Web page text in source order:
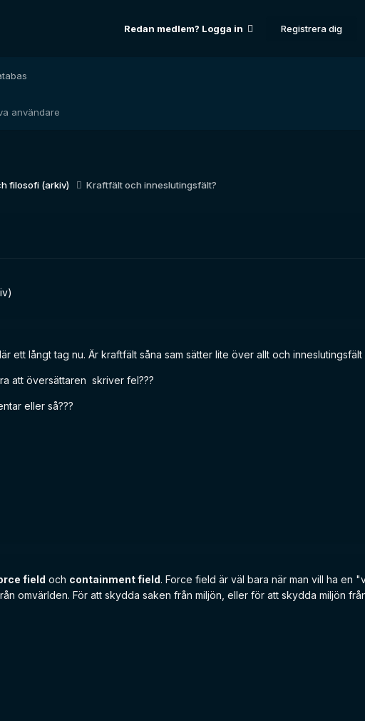
Redan medlem? Logga in Registrera dig
användare
filosofi (arkiv) Kraftfält och inneslutingsfält?
ett långt tag nu. Är kraftfält såna sam sätter lite över allt och
att översättaren skriver fel???
eller så???
field och containment field. Force field är väl bara när man vill ha en
omvärlden. För att skydda saken från miljön, eller för att skydda miljön